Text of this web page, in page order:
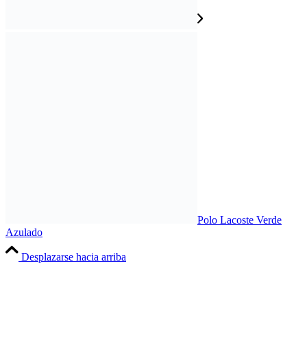
Polo Lacoste Verde
Azulado
Desplazarse hacia arriba